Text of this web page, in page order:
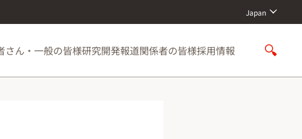
Japan
さん・一般の皆様研究開発報道関係者の皆様採用情報
S
o